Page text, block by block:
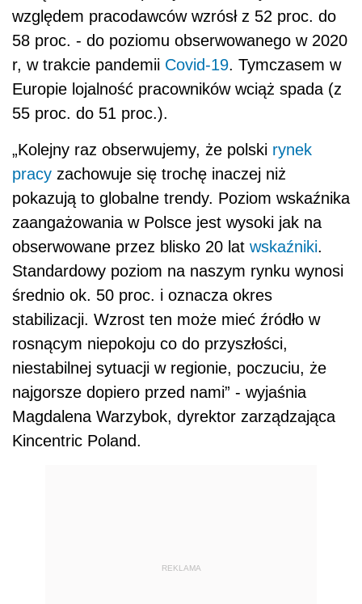
względem pracodawców wzrósł z 52 proc. do
58 proc. - do poziomu obserwowanego w 2020
r, w trakcie pandemii Covid-19. Tymczasem w
Europie lojalność pracowników wciąż spada (z
55 proc. do 51 proc.).
„Kolejny raz obserwujemy, że polski rynek
pracy zachowuje się trochę inaczej niż
pokazują to globalne trendy. Poziom wskaźnika
zaangażowania w Polsce jest wysoki jak na
obserwowane przez blisko 20 lat wskaźniki.
Standardowy poziom na naszym rynku wynosi
średnio ok. 50 proc. i oznacza okres
stabilizacji. Wzrost ten może mieć źródło w
rosnącym niepokoju co do przyszłości,
niestabilnej sytuacji w regionie, poczuciu, że
najgorsze dopiero przed nami” - wyjaśnia
Magdalena Warzybok, dyrektor zarządzająca
Kincentric Poland.
REKLAMA